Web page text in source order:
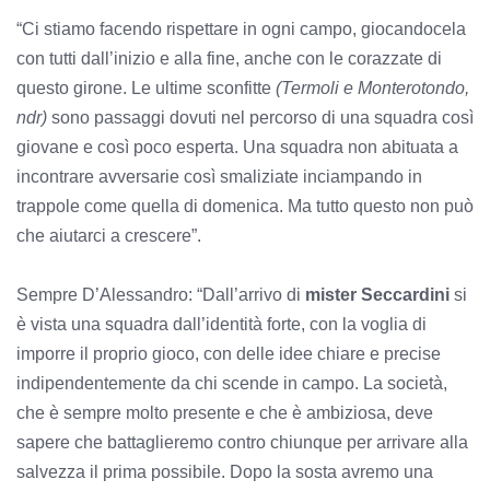
“Ci stiamo facendo rispettare in ogni campo, giocandocela
con tutti dall’inizio e alla fine, anche con le corazzate di
questo girone. Le ultime sconfitte (Termoli e Monterotondo,
ndr) sono passaggi dovuti nel percorso di una squadra così
giovane e così poco esperta. Una squadra non abituata a
incontrare avversarie così smaliziate inciampando in
trappole come quella di domenica. Ma tutto questo non può
che aiutarci a crescere”.
Sempre D’Alessandro: “Dall’arrivo di mister Seccardini si
è vista una squadra dall’identità forte, con la voglia di
imporre il proprio gioco, con delle idee chiare e precise
indipendentemente da chi scende in campo. La società,
che è sempre molto presente e che è ambiziosa, deve
sapere che battaglieremo contro chiunque per arrivare alla
salvezza il prima possibile. Dopo la sosta avremo una